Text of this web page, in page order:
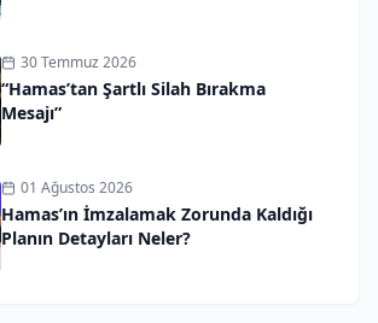
30 Temmuz 2026
“Hamas’tan Şartlı Silah Bırakma
Mesajı”
01 Ağustos 2026
Hamas’ın İmzalamak Zorunda Kaldığı
Planın Detayları Neler?